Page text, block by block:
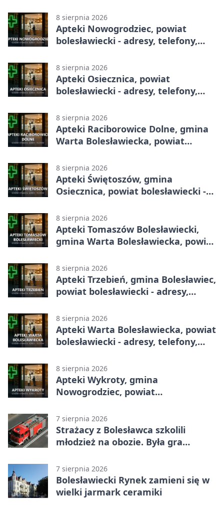
8 sierpnia 2026
Apteki Nowogrodziec, powiat
bolesławiecki - adresy, telefony,
8 sierpnia 2026
Apteki Osiecznica, powiat
bolesławiecki - adresy, telefony,
8 sierpnia 2026
Apteki Raciborowice Dolne, gmina
Warta Bolesławiecka, powiat
godziny otwarcia
8 sierpnia 2026
Apteki Świętoszów, gmina
Osiecznica, powiat bolesławiecki -
8 sierpnia 2026
Apteki Tomaszów Bolesławiecki,
gmina Warta Bolesławiecka, powiat
godziny otwarcia
8 sierpnia 2026
Apteki Trzebień, gmina Bolesławiec,
powiat bolesławiecki - adresy,
8 sierpnia 2026
Apteki Warta Bolesławiecka, powiat
bolesławiecki - adresy, telefony,
8 sierpnia 2026
Apteki Wykroty, gmina
Nowogrodziec, powiat
godziny otwarcia
7 sierpnia 2026
Strażacy z Bolesławca szkolili
młodzież na obozie. Była gra
7 sierpnia 2026
Bolesławiecki Rynek zamieni się w
wielki jarmark ceramiki